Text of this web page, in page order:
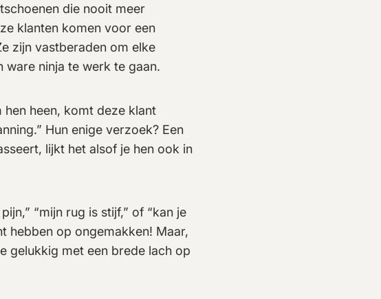
die nooit meer
klanten komen voor een
zijn vastberaden om elke
ware ninja te werk te gaan.
hen heen, komt deze klant
Hun enige verzoek? Een
lijkt het alsof je hen ook in
“mijn rug is stijf,” of “kan je
hebben op ongemakken! Maar,
gelukkig met een brede lach op